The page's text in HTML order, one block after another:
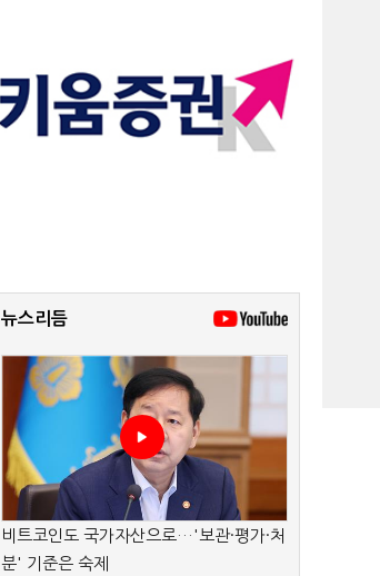
뉴스리듬
비트코인도 국가자산으로…'보관·평가·처
분' 기준은 숙제